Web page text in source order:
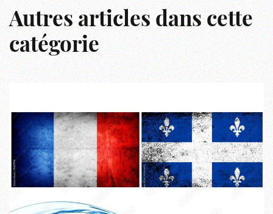
Autres articles dans cette
catégorie